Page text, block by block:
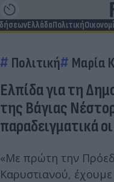
ΕλλάδαΠολιτική
Πολιτική Μαρία
Ελπίδα για τη
της Βάγιας
παραδειγματικά
«Με πρώτη την
Καρυστιανού,